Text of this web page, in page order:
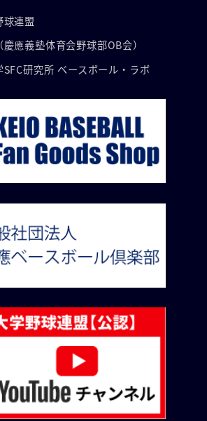
球連盟
應義塾体育会野球部OB会）
SFC研究所 ベースボール・ラボ